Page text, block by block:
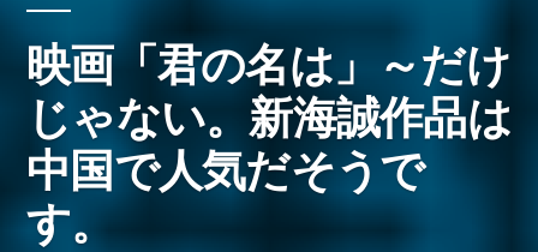
映画「君の名は」～だけ
じゃない。新海誠作品は
中国で人気だそうで
す。